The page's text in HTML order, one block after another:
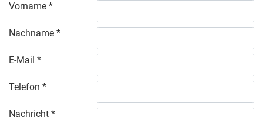
Vorname
Nachname
E-Mail
Telefon
Nachricht